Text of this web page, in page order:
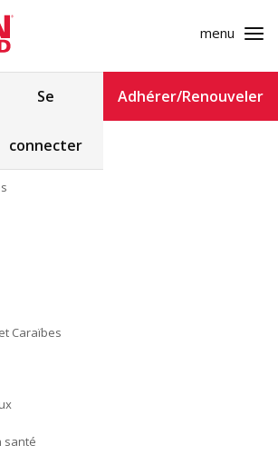
menu
LES PROFESSIONNELS
Se
connecter
Adhérer/Renouveler
Caraïbes
santé